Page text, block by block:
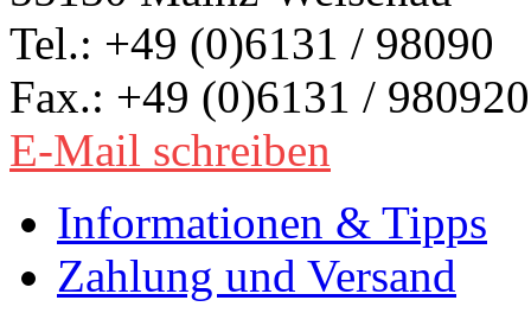
Tel.: +49 (0)6131 / 98090
Fax.: +49 (0)6131 / 980920
E-Mail schreiben
Informationen & Tipps
Zahlung und Versand